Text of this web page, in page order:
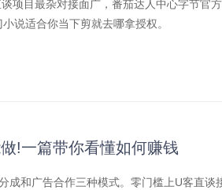
项目最杂对接面广，番茄达人中心字节官
说适合你当下剪就去哪拿授权。
!一篇带你看懂如何赚钱
成和广告合作三种模式。零门槛上U客直谈